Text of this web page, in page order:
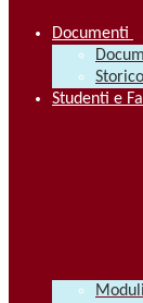
Documenti
Studenti e